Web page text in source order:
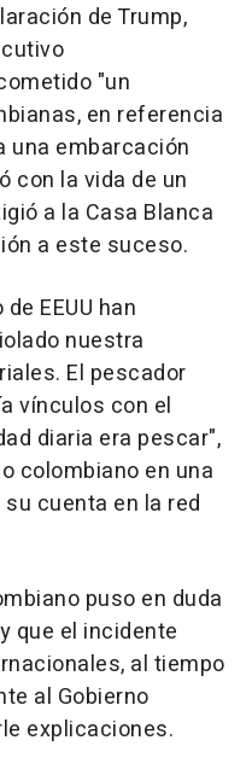
de Trump,
"un
en referencia
una embarcación
con la vida de un
a la Casa Blanca
a este suceso.
EEUU han
nuestra
El pescador
vínculos con el
diaria era pescar",
colombiano en una
cuenta en la red
puso en duda
que el incidente
al tiempo
al Gobierno
explicaciones.